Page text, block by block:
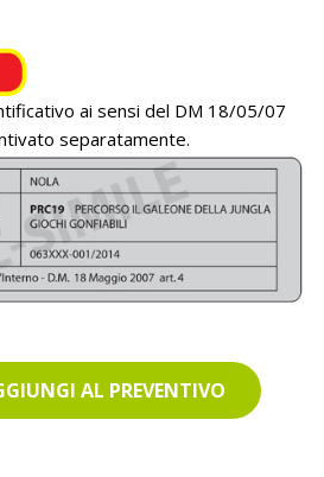
ai sensi del DM 18/05/07
separatamente.
AL PREVENTIVO